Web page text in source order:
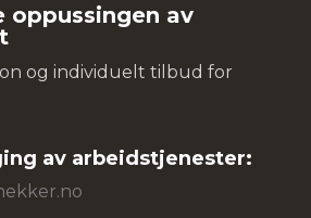
oppussingen av
og individuelt tilbud for
av arbeidstjenester: